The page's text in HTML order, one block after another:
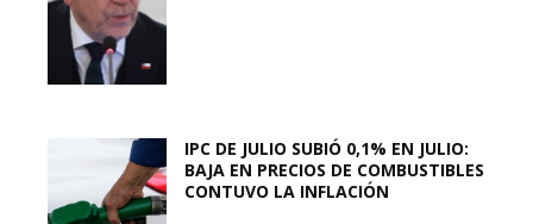
IPC DE JULIO SUBIÓ 0,1% EN JULIO:
BAJA EN PRECIOS DE COMBUSTIBLES
CONTUVO LA INFLACIÓN